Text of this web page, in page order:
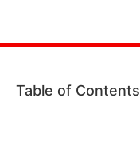
Table of Contents